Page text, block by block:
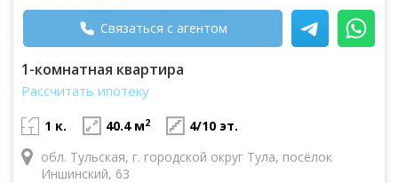
Связаться с агентом
1-комнатная квартира
Рассчитать ипотеку
1 к. 40.4 м2
4/10 эт.
обл. Тульская, г. городской округ Тула, посёлок
Иншинский, 63